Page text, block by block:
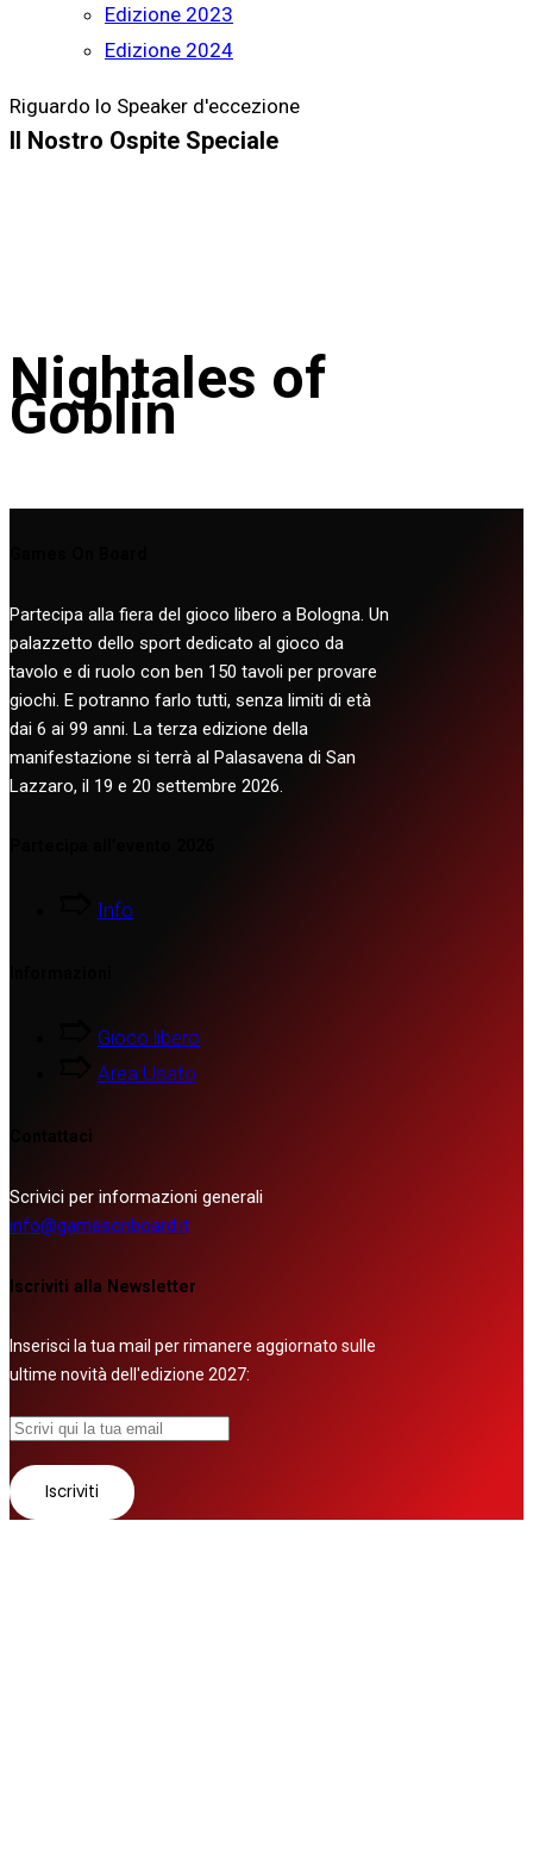
Edizione 2023
Edizione 2024
Riguardo lo Speaker d'eccezione
Il Nostro Ospite Speciale
Nightales of
Goblin
Partecipa alla fiera del gioco libero a Bologna. Un
palazzetto dello sport dedicato al gioco da
tavolo e di ruolo con ben 150 tavoli per provare
giochi. E potranno farlo tutti, senza limiti di età
dai 6 ai 99 anni. La terza edizione della
manifestazione si terrà al Palasavena di San
Lazzaro, il 19 e 20 settembre 2026.
Info
Gioco libero
Area Usato
Contattaci
Scrivici per informazioni generali
info@gamesonboard.it
Iscriviti alla Newsletter
Inserisci la tua mail per rimanere aggiornato sulle
ultime novità dell'edizione 2027: